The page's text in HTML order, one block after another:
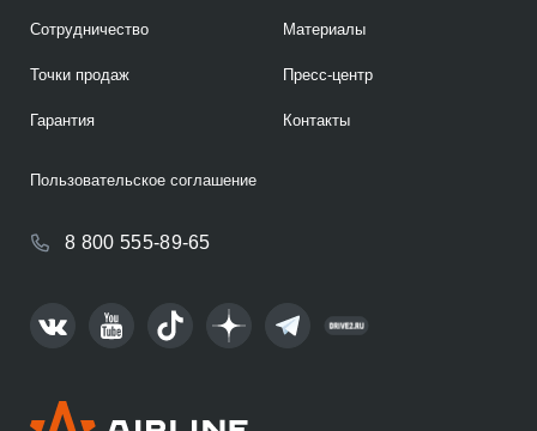
Сотрудничество
Точки продаж
Гарантия
Материалы
Пресс-центр
Контакты
8 800 555-89-65
Пользовательское соглашение